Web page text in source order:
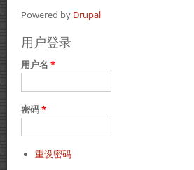
Powered by Drupal
用户登录
用户名 *
密码*
重设密码